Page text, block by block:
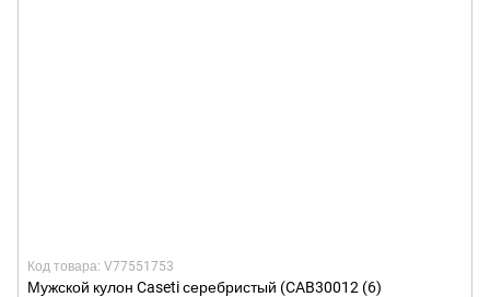
Код товара: V77551753
Мужской кулон Caseti серебристый (CAB30012 (6)